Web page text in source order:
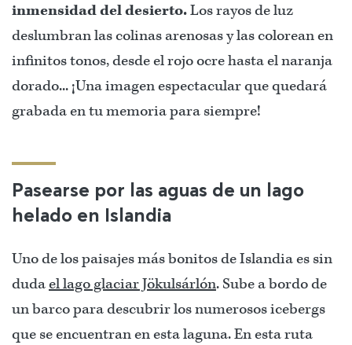
inmensidad del desierto.Los rayos de luz
deslumbran las colinas arenosas y las colorean en
infinitos tonos, desde el rojo ocre hasta el naranja
dorado... ¡Una imagen espectacular que quedará
grabada en tu memoria para siempre!
Pasearse por las aguas de un lago
helado en Islandia
Uno de los paisajes más bonitos de Islandia es sin
dudael lago glaciar Jökulsárlón. Sube a bordo de
un barco para descubrir los numerosos icebergs
que se encuentran en esta laguna. En esta ruta